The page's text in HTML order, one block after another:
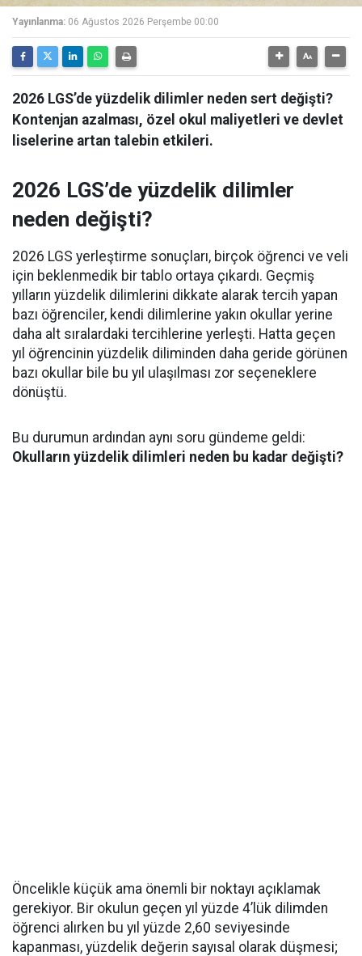
Yayınlanma: 06 Ağustos 2026 Perşembe 00:00
2026 LGS’de yüzdelik dilimler neden sert değişti?
Kontenjan azalması, özel okul maliyetleri ve devlet
liselerine artan talebin etkileri.
2026 LGS’de yüzdelik dilimler
neden değişti?
2026 LGS yerleştirme sonuçları, birçok öğrenci ve veli
için beklenmedik bir tablo ortaya çıkardı. Geçmiş
yılların yüzdelik dilimlerini dikkate alarak tercih yapan
bazı öğrenciler, kendi dilimlerine yakın okullar yerine
daha alt sıralardaki tercihlerine yerleşti. Hatta geçen
yıl öğrencinin yüzdelik diliminden daha geride görünen
bazı okullar bile bu yıl ulaşılması zor seçeneklere
dönüştü.
Bu durumun ardından aynı soru gündeme geldi:
Okulların yüzdelik dilimleri neden bu kadar değişti?
Öncelikle küçük ama önemli bir noktayı açıklamak
gerekiyor. Bir okulun geçen yıl yüzde 4’lük dilimden
öğrenci alırken bu yıl yüzde 2,60 seviyesinde
kapanması, yüzdelik değerin sayısal olarak düşmesi;